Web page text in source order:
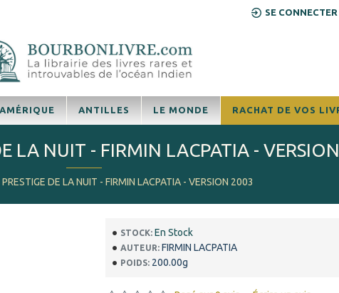
SE CONNECTER
AMÉRIQUE ANTILLES LE MONDE RACHAT DE VOS
DE LA NUIT - FIRMIN LACPATIA - VERSION 2003
LA NUIT - FIRMIN LACPATIA -
STOCK: En Stock
AUTEUR: FIRMIN LACPATIA
POIDS: 200.00g